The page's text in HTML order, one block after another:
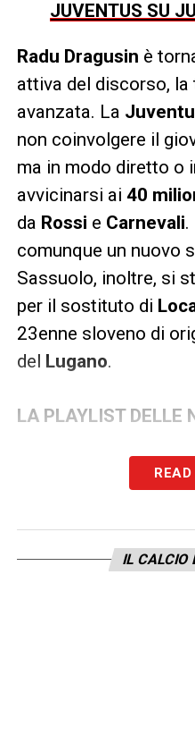
JUVENTUS SU
Radu Dragusin è
attiva del discorso,
avanzata. La
non coinvolgere il
ma in modo diretto o
avvicinarsi ai 40
da Rossi e Carnevali.
comunque un nuovo
Sassuolo, inoltre, si
per il sostituto di
23enne sloveno di
del Lugano.
LA PLAYLIST DELLE
READ
IL CALCIO